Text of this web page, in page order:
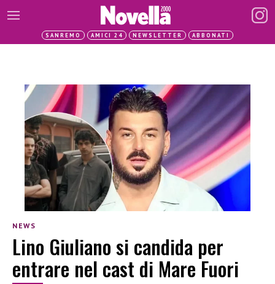
SANREMO AMICI 24 NEWSLETTER ABBONATI
NEWS
Lino Giuliano si candida per
entrare nel cast di Mare Fuori